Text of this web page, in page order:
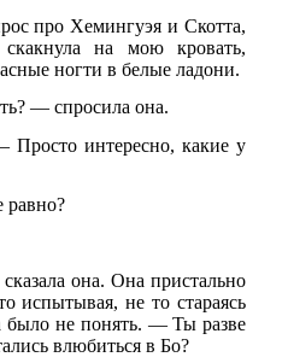
про Хемингуэя и Скотта,
на мою кровать,
ногти в белые ладони.
— спросила она.
интересно, какие у
равно?
она. Она пристально
испытывая, не то стараясь
было не понять. — Ты разве
влюбиться в Бо?